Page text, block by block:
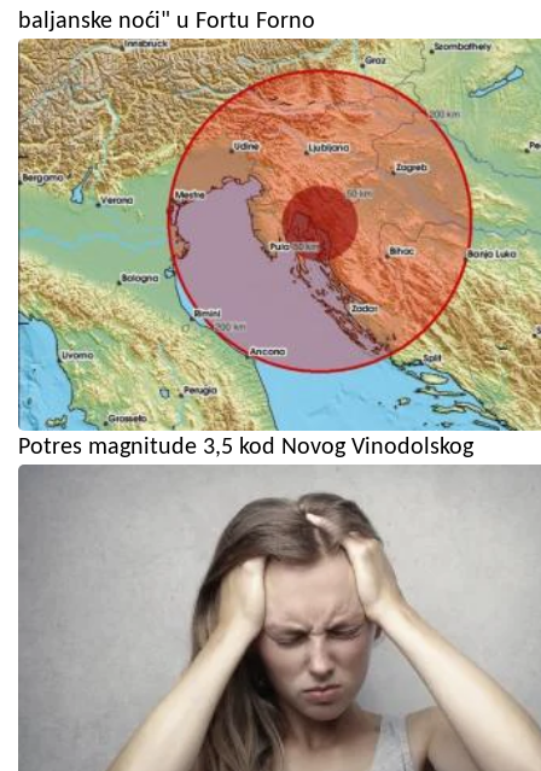
baljanske noći" u Fortu Forno
Potres magnitude 3,5 kod Novog Vinodolskog